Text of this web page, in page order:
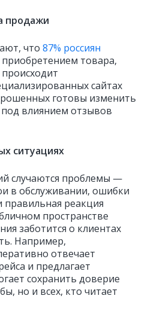
продажи
что 87% россиян
товара,
сайтах
готовы изменить
влиянием отзывов
ситуациях
случаются проблемы —
в обслуживании, ошибки
правильная реакция
пространстве
заботится о клиентах
Например,
отвечает
и предлагает
сохранить доверие
но и всех, кто читает